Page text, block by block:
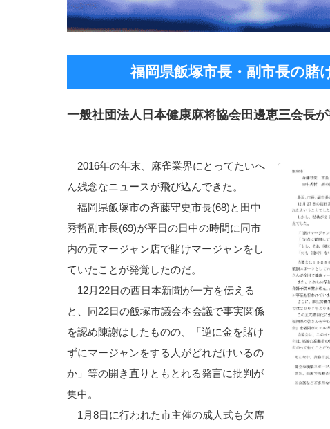
福岡県飯塚市長・副市長の賭
一般社団法人日本健康麻将協会田邊恵三会長
2016年の年末、麻雀業界にとってたいへ
ん残念なニュースが飛び込んできた。
福岡県飯塚市の斉藤守史市長(68)と田中
秀哲副市長(69)が平日の日中の時間に同市
内の元マージャン店で賭けマージャンをし
ていたことが発覚したのだ。
12月22日の西日本新聞が一方を伝える
と、同22日の飯塚市議会本会議で事実関係
を認め陳謝はしたものの、「逆に金を賭け
ずにマージャンをする人がどれだけいるの
か」等の開き直りともとれる発言に批判が
集中。
1月8日に行われた市主催の成人式も欠席